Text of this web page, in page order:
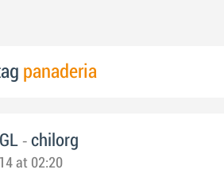
panaderia
- chilorg
at 02:20